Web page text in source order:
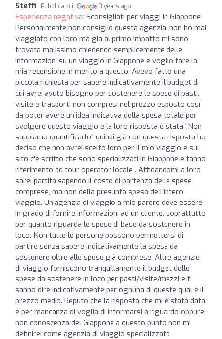
Steffi Pubblicato il 3 years ago
Esperienza negativa: Sconsigliati per viaggi in Giappone!
Personalmente non consiglio questa agenzia, non ho mai
viaggiato con loro ma già al primo impatto mi sono
trovata malissimo chiedendo semplicemente delle
informazioni su un viaggio in Giappone e voglio fare la
mia recensione in merito a questo. Avevo fatto una
piccola richiesta per sapere indicativamente il budget di
cui avrei avuto bisogno per sostenere le spese di pasti,
visite e trasporti non compresi nel prezzo esposto così
da poter avere un'idea indicativa della spesa totale per
svolgere questo viaggio e la loro risposta è stata "Non
sappiamo quantificarlo" quindi già con questa risposta ho
deciso che non avrei scelto loro per il mio viaggio e sul
sito c'è scritto che sono specializzati in Giappone e fanno
riferimento ad tour operator locale . Affidandomi a loro
sarei partita sapendo il costo di partenza delle spese
comprese, ma non della presunta spesa dell'intero
viaggio. Un'agenzia di viaggio a mio parere deve essere
in grado di fornire informazioni ad un cliente, soprattutto
per quanto riguarda le spese di base da sostenere in
loco. Non tutte le persone possono permettersi di
partire senza sapere indicativamente la spesa da
sostenere oltre alle spese già comprese. Altre agenzie
di viaggio forniscono tranquillamente il budget delle
spese da sostenere in loco per pasti/visite/mezzi e ti
sanno dire indicativamente per ognuna di queste qual è il
prezzo medio. Reputo che la risposta che mi è stata data
è per mancanza di voglia di informarsi a riguardo oppure
non conoscenza del Giappone a questo punto non mi
definirei come agenzia di viaggio specializzata